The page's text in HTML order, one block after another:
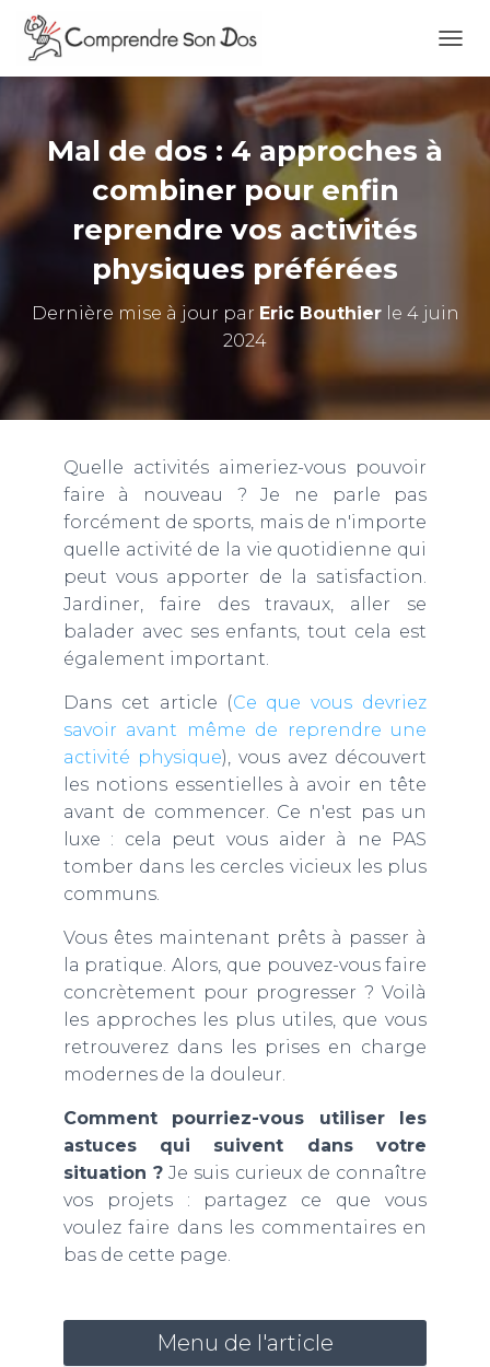
U
R
V
Mal de dos : 4 approches à
combiner pour enfin
reprendre vos activités
physiques préférées
Dernière mise à jour par Eric Bouthierle 4 juin
2024
Quelle activités aimeriez-vous pouvoir
faire à nouveau ? Je ne parle pas
forcément de sports, mais de n'importe
quelle activité de la vie quotidienne qui
peut vous apporter de la satisfaction.
Jardiner, faire des travaux, aller se
balader avec ses enfants, tout cela est
également important.
Dans cet article (Ce que vous devriez
savoir avant même de reprendre une
activité physique), vous avez découvert
les notions essentielles à avoir en tête
avant de commencer. Ce n'est pas un
luxe : cela peut vous aider à ne PAS
tomber dans les cercles vicieux les plus
communs.
Vous êtes maintenant prêts à passer à
la pratique. Alors, que pouvez-vous faire
concrètement pour progresser ? Voilà
les approches les plus utiles, que vous
retrouverez dans les prises en charge
modernes de la douleur.
Comment pourriez-vous utiliser les
astuces qui suivent dans votre
situation ? Je suis curieux de connaître
vos projets : partagez ce que vous
voulez faire dans les commentaires en
bas de cette page.
Menu de l'article